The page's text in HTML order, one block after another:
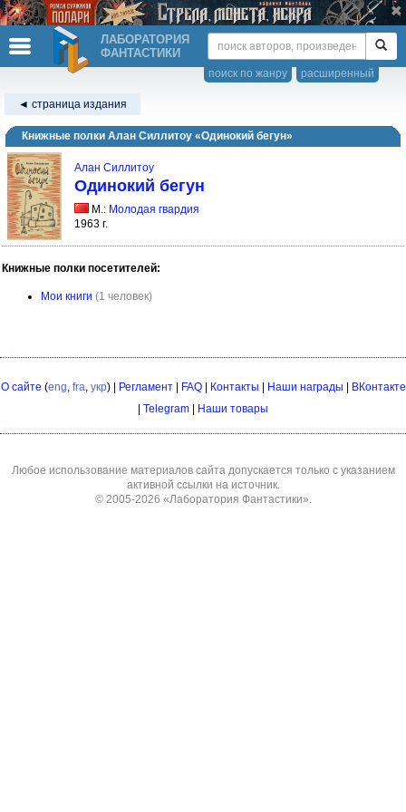
ЛАБОРАТОРИЯ
ФАНТАСТИКИ
расширенный
поиск по жанру
◄ страница издания
Книжные полки Алан Силлитоу «Одинокий бегун»
Алан Силлитоу
Одинокий бегун
М.: Молодая гвардия
1963 г.
Книжные полки посетителей:
Мои книги (1 человек)
О сайте (eng, fra, укр) | Регламент| FAQ| Контакты Наши награды
ВКонтакте
Telegram Наши товары
Любое использование материалов сайта допускается только с указанием
активной ссылки на источник.
© 2005-2026 «Лаборатория Фантастики».